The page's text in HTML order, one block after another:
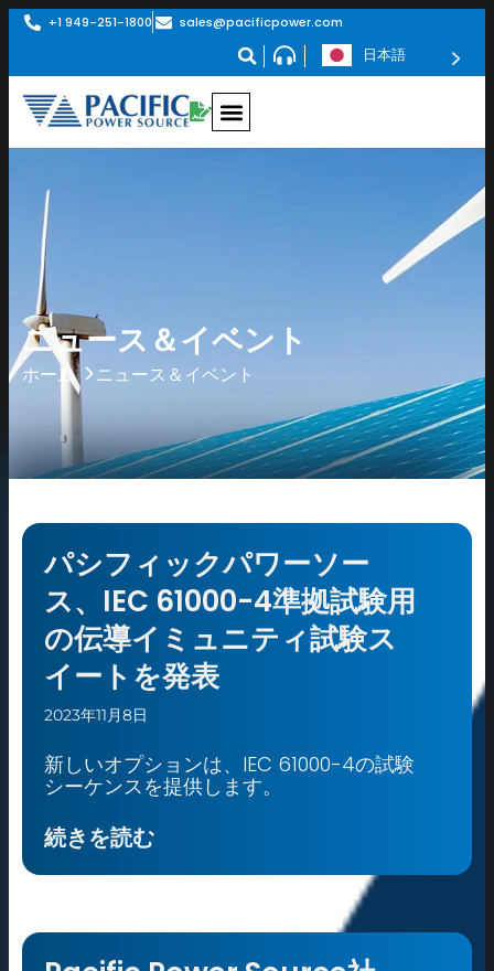
+1 949-251-1800 sales@pacificpower.com
日本語
ニュース＆イベント
ホーム ニュース＆イベント
パシフィックパワーソー
ス、IEC 61000-4準拠試験用
の伝導イミュニティ試験ス
イートを発表
2023年11月8日
新しいオプションは、IEC 61000-4の試験
シーケンスを提供します。
続きを読む